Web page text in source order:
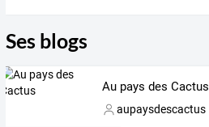
Ses blogs
Au pays des Cactus
aupaysdescactus